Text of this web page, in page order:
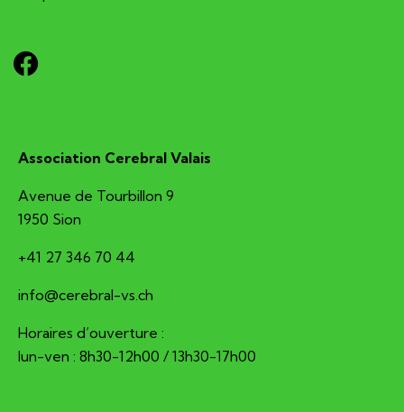
Association Cerebral Valais
Avenue de Tourbillon 9
1950 Sion
+41 27 346 70 44
hc.sv-larberec@ofni
Horaires d’ouverture :
lun-ven : 8h30-12h00 / 13h30-17h00